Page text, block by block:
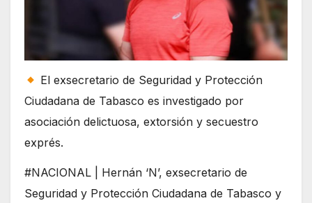
El exsecretario de Seguridad y Protección
Ciudadana de Tabasco es investigado por
asociación delictuosa, extorsión y secuestro
exprés.
#NACIONAL | Hernán ‘N’, exsecretario de
Seguridad y Protección Ciudadana de Tabasco y